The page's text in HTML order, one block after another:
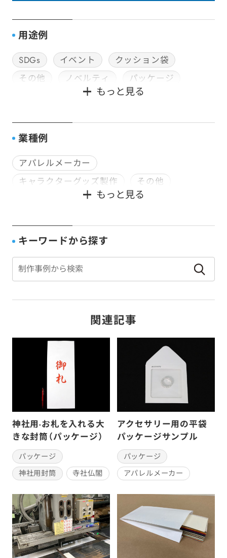
用途例
SDGs イベント
クッション袋
その他
ノベルティ
パッケージ
社用・ビジネス封筒
配送・郵送用
もっと見る
業種例
アパレルメーカー
キャラクターグッズ製作
その他
企画会社
書籍販売
種苗会社
通信販売
食品メーカー
もっと見る
キーワードから探す
関連記事
神社用-お札を入れる大
きな封筒（パッケージ）
パッケージ
神社用封筒
寺社仏閣
アクセサリー用の平袋
パッケージサンプル
パッケージ
アパレルメーカー